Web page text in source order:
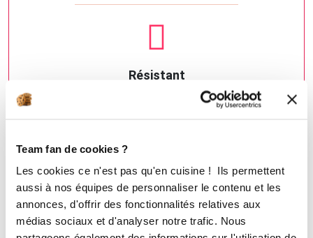
Team fan de cookies ?
Les cookies ce n'est pas qu'en cuisine ! Ils permettent
aussi à nos équipes de personnaliser le contenu et les
annonces, d'offrir des fonctionnalités relatives aux
médias sociaux et d'analyser notre trafic. Nous
Résistant
Vous pourrez compter sur les moulesOHRA®pour
Uninvestissement durablecontre le gaspillage.